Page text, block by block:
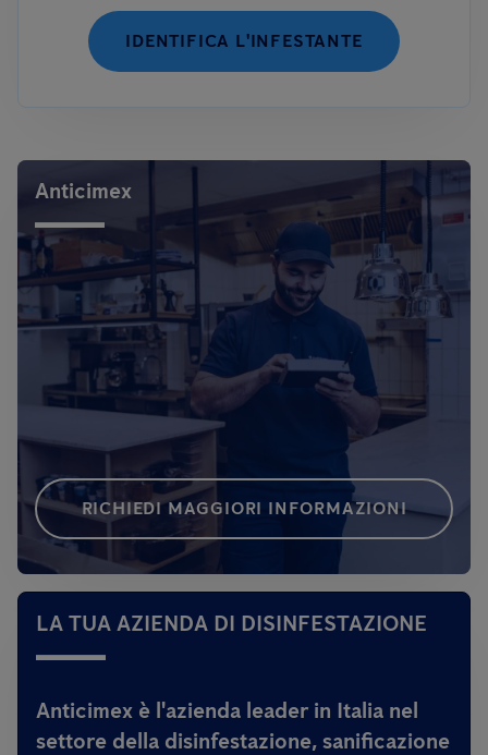
IDENTIFICA L'INFESTANTE
Anticimex
RICHIEDI MAGGIORI INFORMAZIONI
LA TUA AZIENDA DI DISINFESTAZIONE
Anticimex è l'azienda leader in Italia nel
settore della disinfestazione, sanificazione